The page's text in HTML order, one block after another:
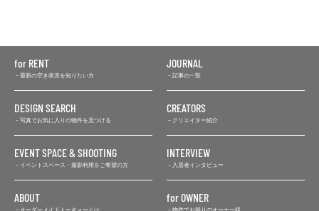
for RENT
最新の空き状況を知りたい方
JOURNAL
記事の一覧
DESIGN SEARCH
写真でお気に入りの物件を見つける
CREATORS
クリエイター紹介
EVENT SPACE & SHOOTING
イベントスペース・撮影利用をご希望の方
INTERVIEW
入居者インタビュー
ABOUT
オーダーメイドトーキョーとは
for OWNER
物件でお困りのオーナー様